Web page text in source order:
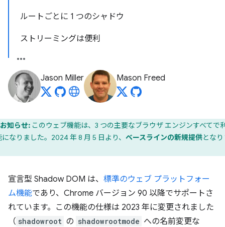
ルートごとに 1 つのシャドウ
ストリーミングは便利
Jason Miller Mason Freed
お知らせ: このウェブ機能は、3 つの主要なブラウザ エンジンすべてで
なりました。2024 年 8 月 5 日より、 ベースラインの新規提供とな
宣言型 Shadow DOM は、 標準のウェブ プラットフォー
ム機能であり、Chrome バージョン 90 以降でサポートさ
れています。この機能の仕様は 2023 年に変更されました
（ shadowroot の shadowrootmode への名前変更な